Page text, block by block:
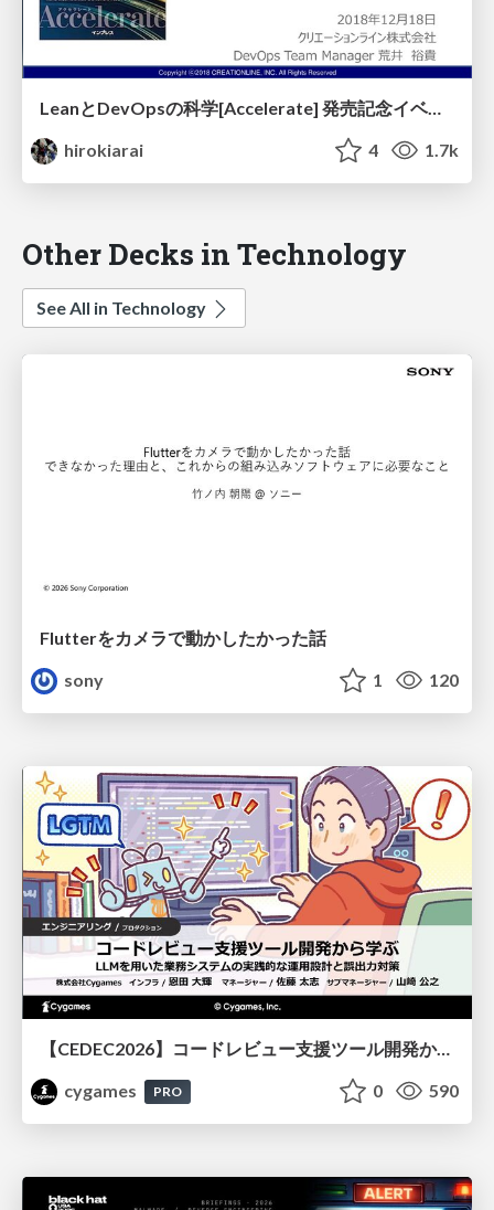
LeanとDevOpsの科学[Accelerate] 発売記念イベント～DevOpsを成功させるための必要な要素とプロセス～
hirokiarai
4 1.7k
Other Decks in Technology
See All in Technology
Flutterをカメラで動かしたかった話
sony
1 120
【CEDEC2026】コードレビュー支援ツール開発から学ぶ：LLMを用いた業務システムの実践的な運用設計と誤出力対策
cygames
PRO 0 590